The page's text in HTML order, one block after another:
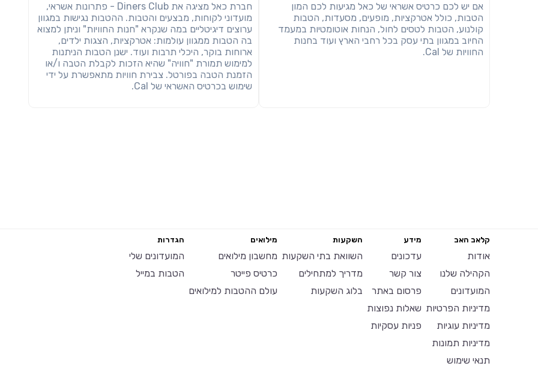
אם יש לכם כרטיס אשראי של כאל מגיעות לכם המון
הטבות, כולל אטרקציות, מופעים, מסעדות, הטבות
קולנוע, הטבות לטסים לחול, הנחות אוטומטיות במעמד
החיוב במגוון בתי עסק בכל רחבי הארץ ועוד בחנות
החוויות של Cal.
חברת כאל מציגה את Diners Club - פתרונות אשראי,
מועדוני לקוחות, מבצעים והטבות. ההטבות נגישות במגוון
ערוצים דיגיטליים במה שנקרא "חנות החוויות" וניתן למצוא
בה הטבות ממגוון עולמות: אטרקציות, הצגות ילדים,
ארוחות בוקר, היכלי תרבות ועוד. ישנן הטבות הניתנות
למימוש תמורת "חוויה" שהיא הזכות לקבלת הטבה ו/או
הזמנת הטבה בפורטל. צבירת חוויות מתאפשרת על ידי
שימוש בכרטיס האשראי של Cal.
קלאב האב
אודות
הקהילה שלנו
המועדונים
מדיניות הפרטיות
מדיניות עוגיות
מדיניות תמונות
תנאי שימוש
מידע
עדכונים
צור קשר
פרסום באתר
שאלות נפוצות
פניות עסקיות
השקעות
השוואת בתי השקעות
מדריך למתחילים
בלוג השקעות
מילואים
מחשבון מילואים
כרטיס פייטר
עולם ההטבות למילואים
הגדרות
המועדונים שלי
הטבות במייל